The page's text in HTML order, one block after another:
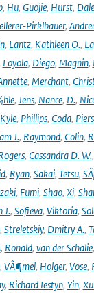
, Hu, Guojie, Hurst, Dale
Pirklbauer,
, Lantz, Kathleen O.,
Loyola, Diego, Magnin,
, Merchant,
, Jens, Nance, D.,
Kyle, Phillips, Coda,
J., Raymond, Colin,
, Cassandra D. W.,
, Ryan, Sakai, Tetsu,
, Fumi, Shao, Xi,
J., Sofieva, Viktoria,
, Streletskiy, Dmitry A.,
, Ronald, van der Schalie,
, VÃ¶mel, Holger, Vose,
, Richard Iestyn, Yin,